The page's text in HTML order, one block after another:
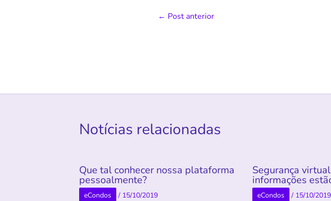
← Post anterior
Notícias relacionadas
Que tal conhecer nossa plataforma
pessoalmente?
eCondos / 15/10/2019
Segurança
informações
eCondos / 15/10/2019